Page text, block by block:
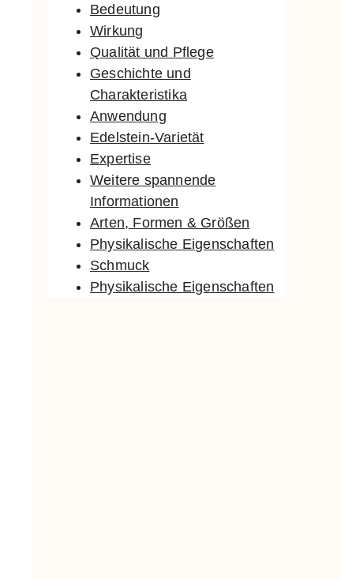
Bedeutung
Wirkung
Qualität und Pflege
Geschichte und
Charakteristika
Anwendung
Edelstein-Varietät
Expertise
Weitere spannende
Informationen
Arten, Formen & Größen
Physikalische Eigenschaften
Schmuck
Physikalische Eigenschaften